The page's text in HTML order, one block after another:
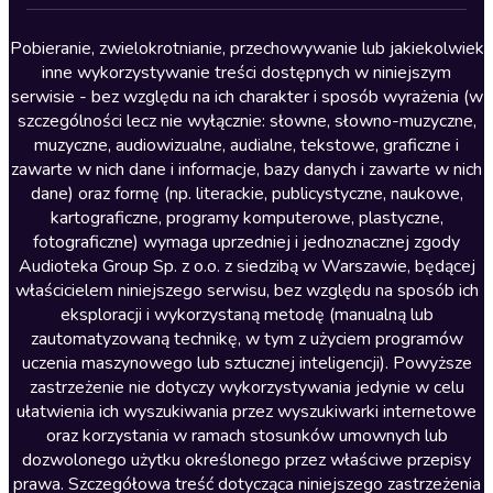
Lektury szkolne
Literatura anglojęzyczna
Literatura faktu
Literatura obyczajowa
Literatura piękna obca
Literatura piękna polska
Nagrania relaksacyjne
Nauka języków
Nauki humanistyczne
Podcasty i audycje
Polityka
Prasa
Religia
Pobieranie, zwielokrotnianie, przechowywanie lub jakiekolwiek
inne wykorzystywanie treści dostępnych w niniejszym
serwisie - bez względu na ich charakter i sposób wyrażenia (w
szczególności lecz nie wyłącznie: słowne, słowno-muzyczne,
muzyczne, audiowizualne, audialne, tekstowe, graficzne i
zawarte w nich dane i informacje, bazy danych i zawarte w nich
dane) oraz formę (np. literackie, publicystyczne, naukowe,
kartograficzne, programy komputerowe, plastyczne,
fotograficzne) wymaga uprzedniej i jednoznacznej zgody
Audioteka Group Sp. z o.o. z siedzibą w Warszawie, będącej
właścicielem niniejszego serwisu, bez względu na sposób ich
eksploracji i wykorzystaną metodę (manualną lub
zautomatyzowaną technikę, w tym z użyciem programów
uczenia maszynowego lub sztucznej inteligencji). Powyższe
zastrzeżenie nie dotyczy wykorzystywania jedynie w celu
ułatwienia ich wyszukiwania przez wyszukiwarki internetowe
oraz korzystania w ramach stosunków umownych lub
dozwolonego użytku określonego przez właściwe przepisy
prawa. Szczegółowa treść dotycząca niniejszego zastrzeżenia